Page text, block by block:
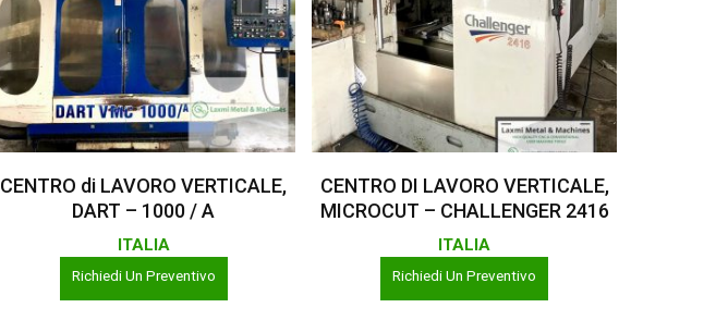
Leggi Tutto
CENTRO di LAVORO VERTICALE,
DART – 1000 / A
ITALIA
Richiedi Un Preventivo
Leggi Tutto
CENTRO DI LAVORO VERTICALE,
MICROCUT – CHALLENGER 2416
ITALIA
Richiedi Un Preventivo